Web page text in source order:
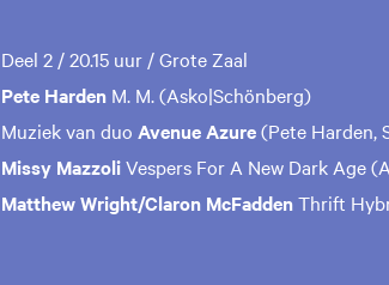
Deel 2 / 20.15 uur / Grote Zaal
Pete Harden M. M. (Asko|Schönberg)
Muziek van duo Avenue Azure(Pete Harden,
Missy MazzoliVespers For A New Dark Age
Matthew Wright/Claron McFaddenThrift